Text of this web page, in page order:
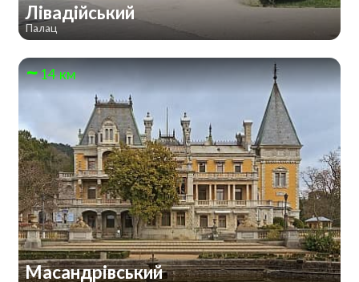
Лівадійський
Палац
14 км
Масандрівський